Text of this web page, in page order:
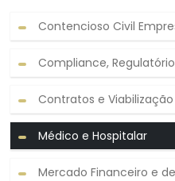
Contencioso Civil
Compliance,
Contratos e
Médico e Hospitalar
Mercado Financeiro e